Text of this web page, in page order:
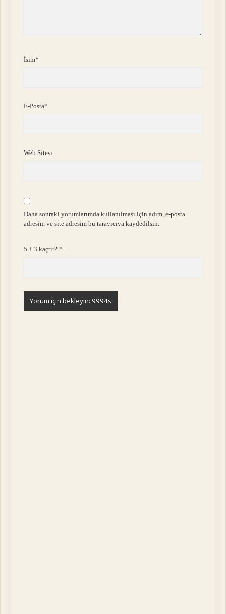
İsim*
E-Posta*
Web Sitesi
Daha sonraki yorumlarımda kullanılması için adım, e-posta
adresim ve site adresim bu tarayıcıya kaydedilsin.
5 + 3 kaçtır?*